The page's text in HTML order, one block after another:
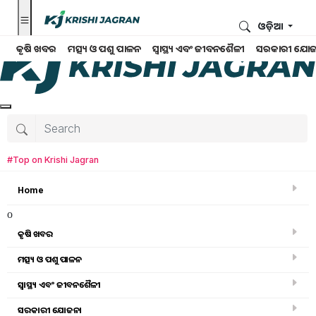
କୃଷି ଖବର ମତ୍ସ୍ୟ ଓ ପଶୁ ପାଳନ ସ୍ୱାସ୍ଥ୍ୟ ଏବଂ ଜୀବନଶୈଳୀ ସରକାରୀ
ଓଡ଼ିଆ
#Top on Krishi Jagran
Home
o
କୃଷି ଖବର
ମତ୍ସ୍ୟ ଓ ପଶୁ ପାଳନ
ସ୍ୱାସ୍ଥ୍ୟ ଏବଂ ଜୀବନଶୈଳୀ
ସରକାରୀ ଯୋଜନା
କୃଷି ବିଶ୍ବକୋଷ